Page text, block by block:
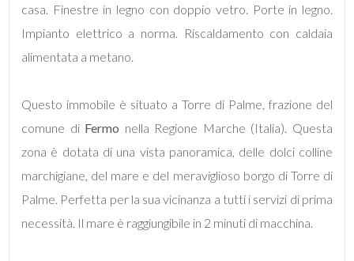
casa. Finestre in legno con doppio vetro. Porte in legno.
Impianto elettrico a norma. Riscaldamento con caldaia
alimentata a metano.
Questo immobile è situato a Torre di Palme, frazione del
comune di Fermo nella Regione Marche (Italia). Questa
zona è dotata di una vista panoramica, delle dolci colline
marchigiane, del mare e del meraviglioso borgo di Torre di
Palme. Perfetta per la sua vicinanza a tutti i servizi di prima
necessità. Il mare è raggiungibile in 2 minuti di macchina.
Bagni
minimi
Qualsiasi
3